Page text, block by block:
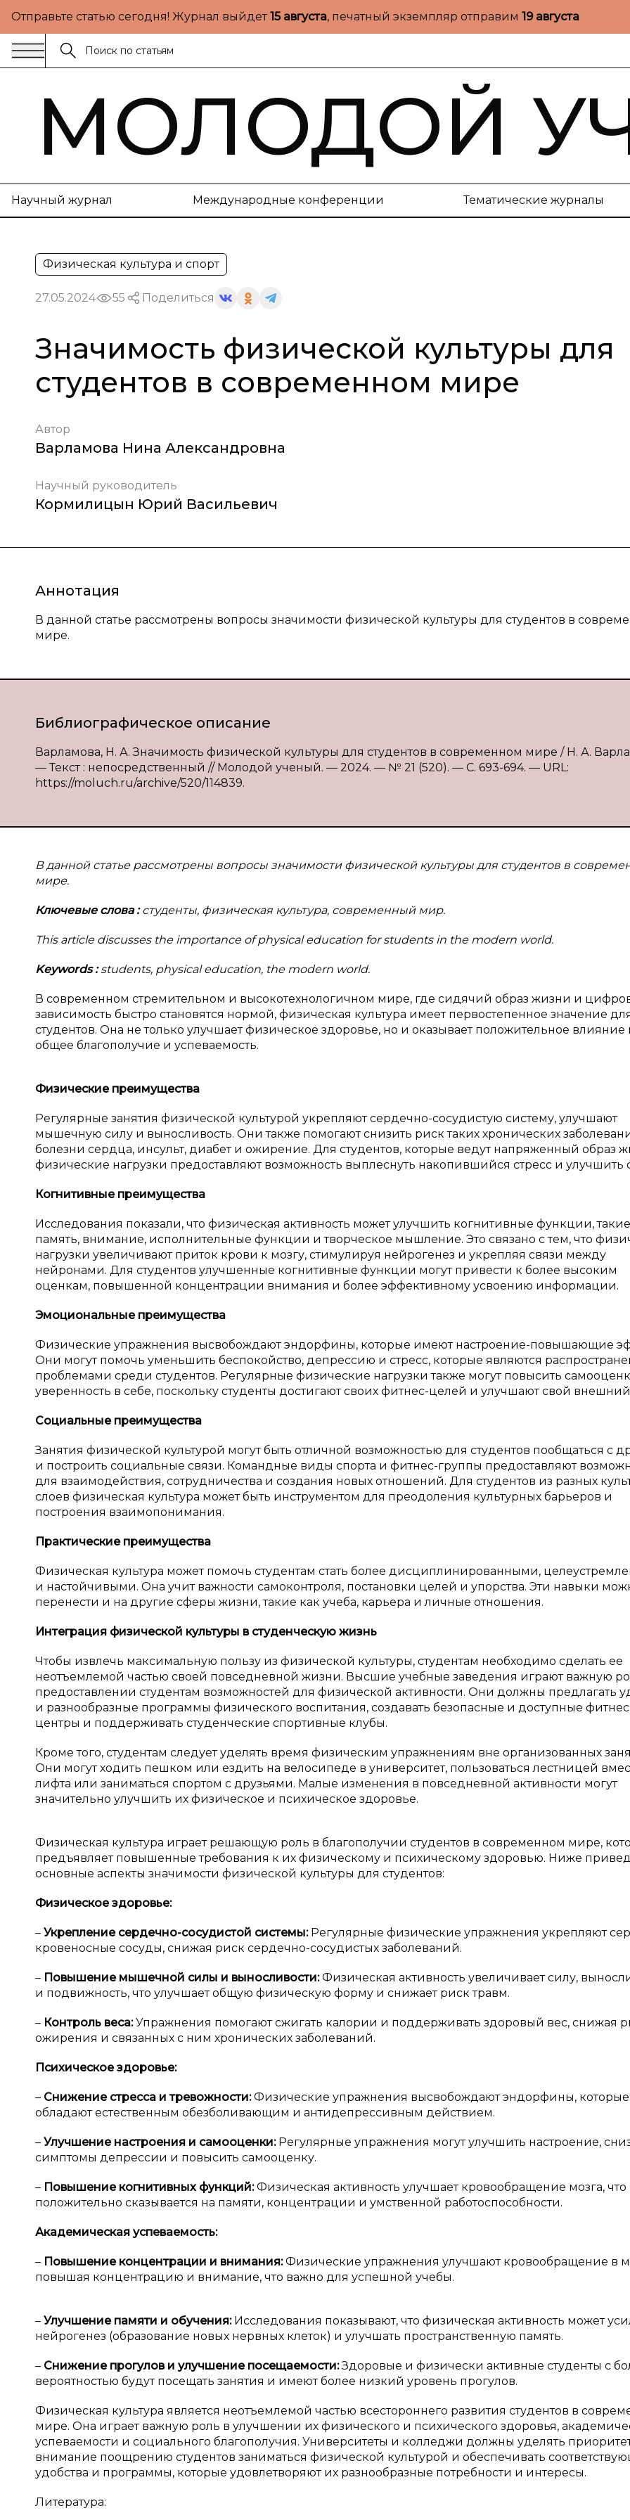
Отправьте статью сегодня! Журнал выйдет15 августа, печатный экземпляр отправим 19 августа
МОЛОДОЙ
Научный журнал Международные конференции Тематические журналы
Физическая культура и спорт
27.05.2024 55 Поделиться
Значимость физической культуры для
студентов в современном мире
Автор
Варламова Нина Александровна
Научный руководитель
Кормилицын Юрий Васильевич
Аннотация
В данной статье рассмотрены вопросы значимости физической культуры для студентов в
мире.
Библиографическое описание
Варламова, Н. А. Значимость физической культуры для студентов в современном мире / Н. А.
— Текст : непосредственный // Молодой ученый. — 2024. — № 21 (520). — С. 693-694. — URL:
https://moluch.ru/archive/520/114839.
В данной статье рассмотрены вопросы значимости физической культуры для студентов в
мире.
Ключевые слова:студенты, физическая культура, современный мир.
This article discusses the importance of physical education for students in the modern world.
Keywords:students, physical education, the modern world.
В современном стремительном и высокотехнологичном мире, где сидячий образ жизни и
зависимость быстро становятся нормой, физическая культура имеет первостепенное значение
студентов. Она не только улучшает физическое здоровье, но и оказывает положительное влияние
общее благополучие и успеваемость.
Физические преимущества
Регулярные занятия физической культурой укрепляют сердечно-сосудистую систему, улучшают
мышечную силу и выносливость. Они также помогают снизить риск таких хронических
болезни сердца, инсульт, диабет и ожирение. Для студентов, которые ведут напряженный образ
физические нагрузки предоставляют возможность выплеснуть накопившийся стресс и улучшить
Когнитивные преимущества
Исследования показали, что физическая активность может улучшить когнитивные функции,
память, внимание, исполнительные функции и творческое мышление. Это связано с тем, что
нагрузки увеличивают приток крови к мозгу, стимулируя нейрогенез и укрепляя связи между
нейронами. Для студентов улучшенные когнитивные функции могут привести к более высоким
оценкам, повышенной концентрации внимания и более эффективному усвоению информации.
Эмоциональные преимущества
Физические упражнения высвобождают эндорфины, которые имеют настроение-повышающие
Они могут помочь уменьшить беспокойство, депрессию и стресс, которые являются
проблемами среди студентов. Регулярные физические нагрузки также могут повысить
уверенность в себе, поскольку студенты достигают своих фитнес-целей и улучшают свой
Социальные преимущества
Занятия физической культурой могут быть отличной возможностью для студентов пообщаться с
и построить социальные связи. Командные виды спорта и фитнес-группы предоставляют
для взаимодействия, сотрудничества и создания новых отношений. Для студентов из разных
слоев физическая культура может быть инструментом для преодоления культурных барьеров и
построения взаимопонимания.
Практические преимущества
Физическая культура может помочь студентам стать более дисциплинированными,
и настойчивыми. Она учит важности самоконтроля, постановки целей и упорства. Эти навыки
перенести и на другие сферы жизни, такие как учеба, карьера и личные отношения.
Интеграция физической культуры в студенческую жизнь
Чтобы извлечь максимальную пользу из физической культуры, студентам необходимо сделать ее
неотъемлемой частью своей повседневной жизни. Высшие учебные заведения играют важную
предоставлении студентам возможностей для физической активности. Они должны предлагать
и разнообразные программы физического воспитания, создавать безопасные и доступные
центры и поддерживать студенческие спортивные клубы.
Кроме того, студентам следует уделять время физическим упражнениям вне организованных
Они могут ходить пешком или ездить на велосипеде в университет, пользоваться лестницей
лифта или заниматься спортом с друзьями. Малые изменения в повседневной активности могут
значительно улучшить их физическое и психическое здоровье.
Физическая культура играет решающую роль в благополучии студентов в современном мире,
предъявляет повышенные требования к их физическому и психическому здоровью. Ниже
основные аспекты значимости физической культуры для студентов:
Физическое здоровье:
– Укрепление сердечно-сосудистой системы: Регулярные физические упражнения укрепляют
кровеносные сосуды, снижая риск сердечно-сосудистых заболеваний.
– Повышение мышечной силы и выносливости:Физическая активность увеличивает силу,
и подвижность, что улучшает общую физическую форму и снижает риск травм.
– Контроль веса:Упражнения помогают сжигать калории и поддерживать здоровый вес, снижая
ожирения и связанных с ним хронических заболеваний.
Психическое здоровье:
– Снижение стресса итревожности:Физические упражнения высвобождают эндорфины, которые
обладают естественным обезболивающим и антидепрессивным действием.
– Улучшение настроения и самооценки: Регулярные упражнения могут улучшить настроение,
симптомы депрессии и повысить самооценку.
– Повышение когнитивных функций:Физическая активность улучшает кровообращение мозга, что
положительно сказывается на памяти, концентрации и умственной работоспособности.
Академическая успеваемость:
– Повышение концентрации и внимания:Физические упражнения улучшают кровообращение в
повышая концентрацию и внимание, что важно для успешной учебы.
– Улучшение памяти и обучения: Исследования показывают, что физическая активность может
нейрогенез (образование новых нервных клеток) и улучшать пространственную память.
– Снижение прогулов и улучшение посещаемости:Здоровые и физически активные студенты с
вероятностью будут посещать занятия и имеют более низкий уровень прогулов.
Физическая культура является неотъемлемой частью всестороннего развития студентов в
мире. Она играет важную роль в улучшении их физического и психического здоровья,
успеваемости и социального благополучия. Университеты и колледжи должны уделять
внимание поощрению студентов заниматься физической культурой и обеспечивать
удобства и программы, которые удовлетворяют их разнообразные потребности и интересы.
Литература: